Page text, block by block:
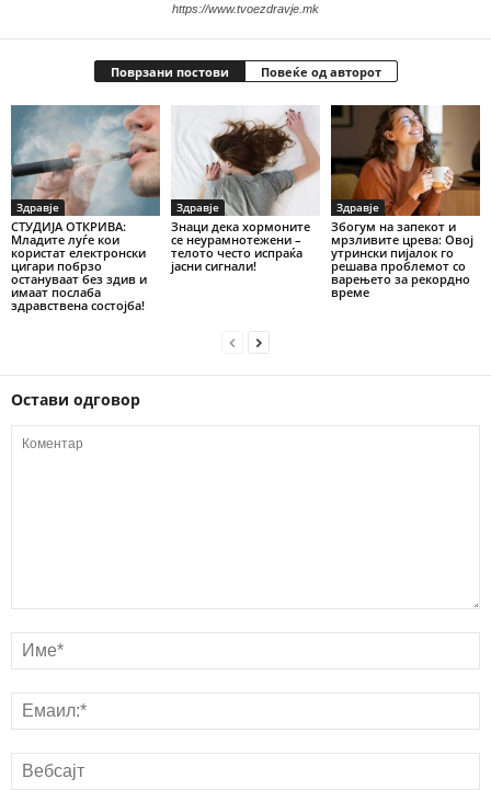
https://www.tvoezdravje.mk
Поврзани постови Повеќе од авторот
Здравје
СТУДИЈА ОТКРИВА:
Младите луѓе кои
користат електронски
цигари побрзо
остануваат без здив и
имаат послаба
здравствена состојба!
Здравје
Знаци дека хормоните
се неурамнотежени –
телото често испраќа
јасни сигнали!
Здравје
Збогум на запекот и
мрзливите црева: Овој
утрински пијалок го
решава проблемот со
варењето за рекордно
време
Остави одговор